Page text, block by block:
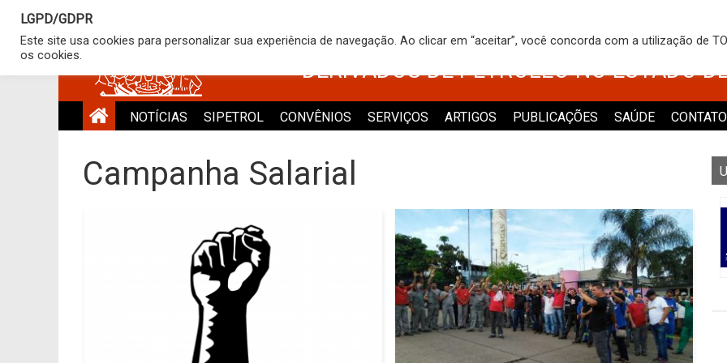
SINDICATO DOS TRABALHADORES NO
DERIVADOS DE PETRÓLEO NO ESTADO
NOTÍCIAS SIPETROL CONVÊNIOS SERVIÇOS ARTIGOS PUBLICAÇÕES SAÚDE CONTATO
Campanha Salarial
LGPD/GDPR
Este site usa cookies para personalizar sua experiência de navegação. Ao clicar em “aceitar”, você concorda com a utilização de
os cookies.